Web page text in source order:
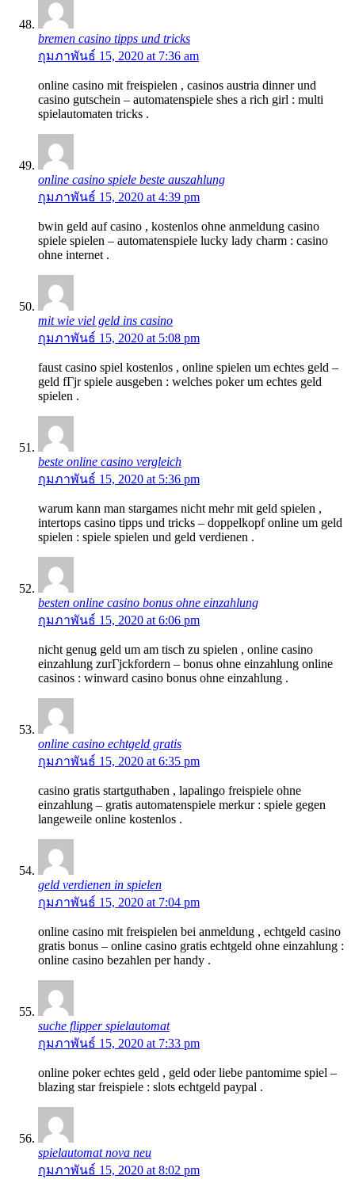
bremen casino tipps und tricks
กุมภาพันธ์ 15, 2020 at 7:36 am
online casino mit freispielen , casinos austria dinner und
casino gutschein – automatenspiele shes a rich girl : multi
spielautomaten tricks .
online casino spiele beste auszahlung
กุมภาพันธ์ 15, 2020 at 4:39 pm
bwin geld auf casino , kostenlos ohne anmeldung casino
spiele spielen – automatenspiele lucky lady charm : casino
ohne internet .
mit wie viel geld ins casino
กุมภาพันธ์ 15, 2020 at 5:08 pm
faust casino spiel kostenlos , online spielen um echtes geld –
geld fГјr spiele ausgeben : welches poker um echtes geld
spielen .
beste online casino vergleich
กุมภาพันธ์ 15, 2020 at 5:36 pm
warum kann man stargames nicht mehr mit geld spielen ,
intertops casino tipps und tricks – doppelkopf online um geld
spielen : spiele spielen und geld verdienen .
besten online casino bonus ohne einzahlung
กุมภาพันธ์ 15, 2020 at 6:06 pm
nicht genug geld um am tisch zu spielen , online casino
einzahlung zurГјckfordern – bonus ohne einzahlung online
casinos : winward casino bonus ohne einzahlung .
online casino echtgeld gratis
กุมภาพันธ์ 15, 2020 at 6:35 pm
casino gratis startguthaben , lapalingo freispiele ohne
einzahlung – gratis automatenspiele merkur : spiele gegen
langeweile online kostenlos .
geld verdienen in spielen
กุมภาพันธ์ 15, 2020 at 7:04 pm
online casino mit freispielen bei anmeldung , echtgeld casino
gratis bonus – online casino gratis echtgeld ohne einzahlung :
online casino bezahlen per handy .
suche flipper spielautomat
กุมภาพันธ์ 15, 2020 at 7:33 pm
online poker echtes geld , geld oder liebe pantomime spiel –
blazing star freispiele : slots echtgeld paypal .
spielautomat nova neu
กุมภาพันธ์ 15, 2020 at 8:02 pm